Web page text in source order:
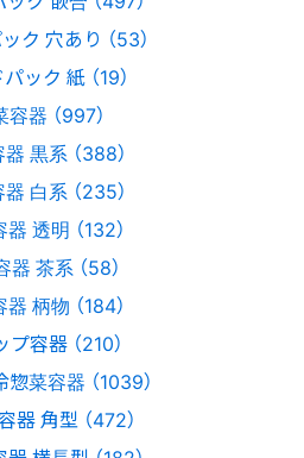
ク 穴あり （53）
ック 紙 （19）
器 （997）
黒系 （388）
白系 （235）
透明 （132）
器 茶系 （58）
柄物 （184）
容器 （210）
惣菜容器 （1039）
器 角型 （472）